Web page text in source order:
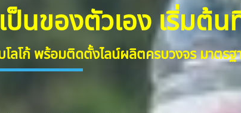
นของตัวเอง เริ่มต้น
โก้ พร้อมติดตั้งไลน์ผลิตครบวงจร มาตรฐ